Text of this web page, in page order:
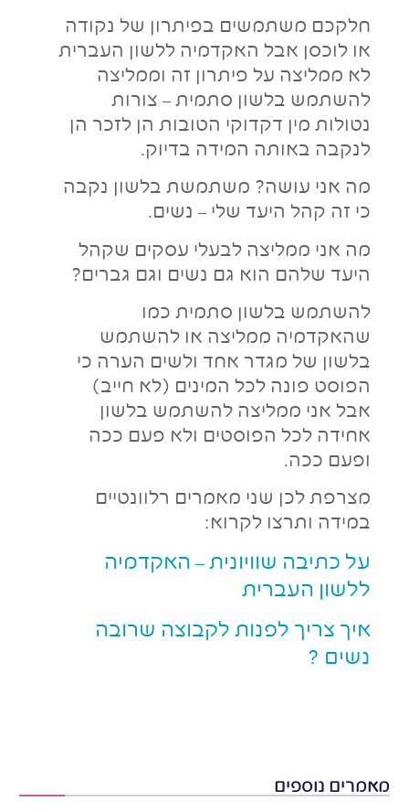
חלקכם משתמשים בפיתרון של נקודה
או לוכסן אבל האקדמיה ללשון העברית
לא ממליצה על פיתרון זה וממליצה
להשתמש בלשון סתמית – צורות
נטולות מין דקדוקי הטובות הן לזכר הן
לנקבה באותה המידה בדיוק.
מה אני עושה? משתמשת בלשון נקבה
כי זה קהל היעד שלי – נשים.
מה אני ממליצה לבעלי עסקים שקהל
היעד שלהם הוא גם נשים וגם גברים?
להשתמש בלשון סתמית כמו
שהאקדמיה ממליצה או להשתמש
בלשון של מגדר אחד ולשים הערה כי
הפוסט פונה לכל המינים (לא חייב)
אבל אני ממליצה להשתמש בלשון
אחידה לכל הפוסטים ולא פעם ככה
ופעם ככה.
מצרפת לכן שני מאמרים רלוונטיים
במידה ותרצו לקרוא:
על כתיבה שוויונית – האקדמיה
ללשון העברית
איך צריך לפנות לקבוצה שרובה
נשים ?
מאמרים נוספים